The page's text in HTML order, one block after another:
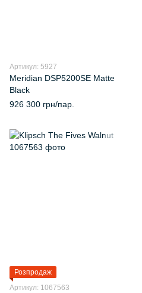
Артикул: 5927
Meridian DSP5200SE Matte
Black
926 300 грн/пар.
Розпродаж
Артикул: 1067563